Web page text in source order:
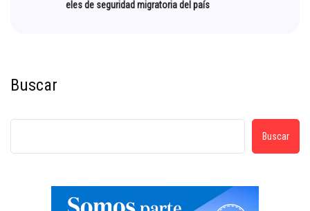
eles de seguridad migratoria del país
Buscar
Buscar